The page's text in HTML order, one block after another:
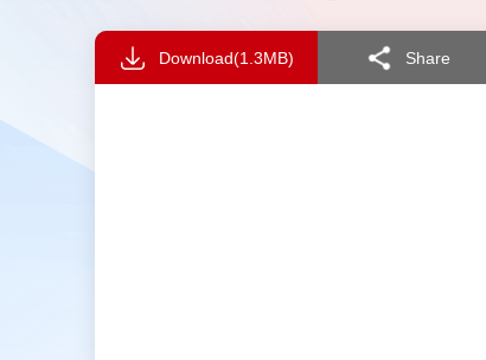
Download(1.3MB) Share